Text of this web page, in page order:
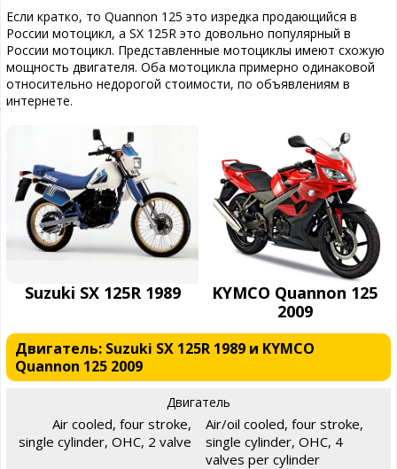
Если кратко, то Quannon 125 это изредка продающийся в
России мотоцикл, а SX 125R это довольно популярный в
России мотоцикл. Представленные мотоциклы имеют схожую
мощность двигателя. Оба мотоцикла примерно одинаковой
относительно недорогой стоимости, по объявлениям в
интернете.
Suzuki SX 125R 1989
KYMCO Quannon 125
2009
Двигатель: Suzuki SX 125R 1989 и KYMCO
Quannon 125 2009
Двигатель
Air cooled, four stroke,
single cylinder, OHC, 2 valve
Air/oil cooled, four stroke,
single cylinder, OHC, 4
valves per cylinder